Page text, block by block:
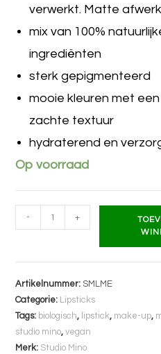
verwerkt. Matte
mix van 100%
ingrediënten
sterk gepigmenteerd
mooie kleuren met
zachte textuur
hydraterend en
Op voorraad
- +
Artikelnummer: SMLME
Categorie: Lipsticks
Tags: biologisch, lipstick, make-up,
studio mino,vegan
Merk: Studio Mino